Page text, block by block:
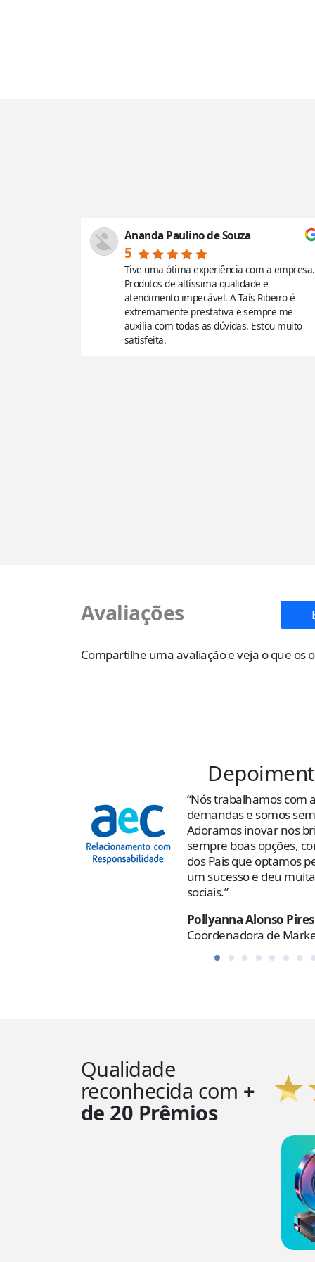
Ananda Paulino de Souza
5
Tive uma ótima experiência com a empresa.
Produtos de altíssima qualidade e
atendimento impecável. A Taís Ribeiro é
extremamente prestativa e sempre me
auxilia com todas as dúvidas. Estou muito
satisfeita.
Avaliações
Compartilhe uma avaliação e veja o que os
“Nós trabalhamos com
demandas e somos
Adoramos inovar nos
sempre boas opções,
dos Pais que optamos
um sucesso e deu
sociais.”
Pollyanna Alonso Pires
Coordenadora de
Qualidade
reconhecida com +
de 20 Prêmios